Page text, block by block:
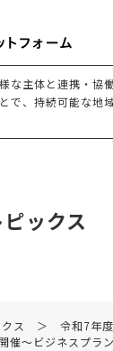
な主体と連携・協
で、持続可能な地
ピックス
ス
＞ 令和7年度
催～ビジネスプラ